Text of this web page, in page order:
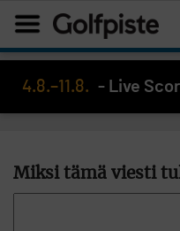
4.8.–11.8. - Live
Miksi tämä viesti